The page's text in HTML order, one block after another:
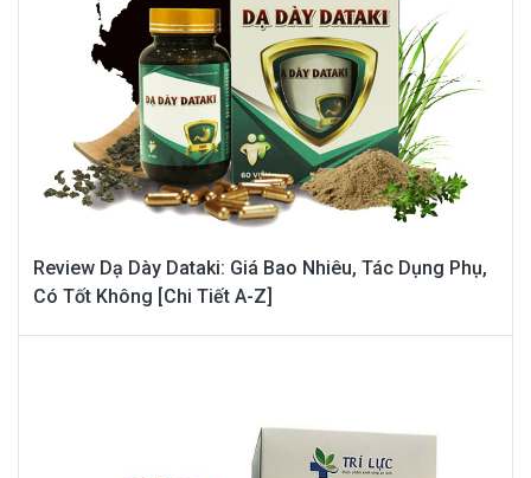
Review Dạ Dày Dataki: Giá Bao Nhiêu, Tác Dụng Phụ,
Có Tốt Không [Chi Tiết A-Z]